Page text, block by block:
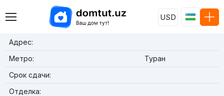
USD
Адрес:
Метро:
Туран
Срок сдачи:
Отделка: